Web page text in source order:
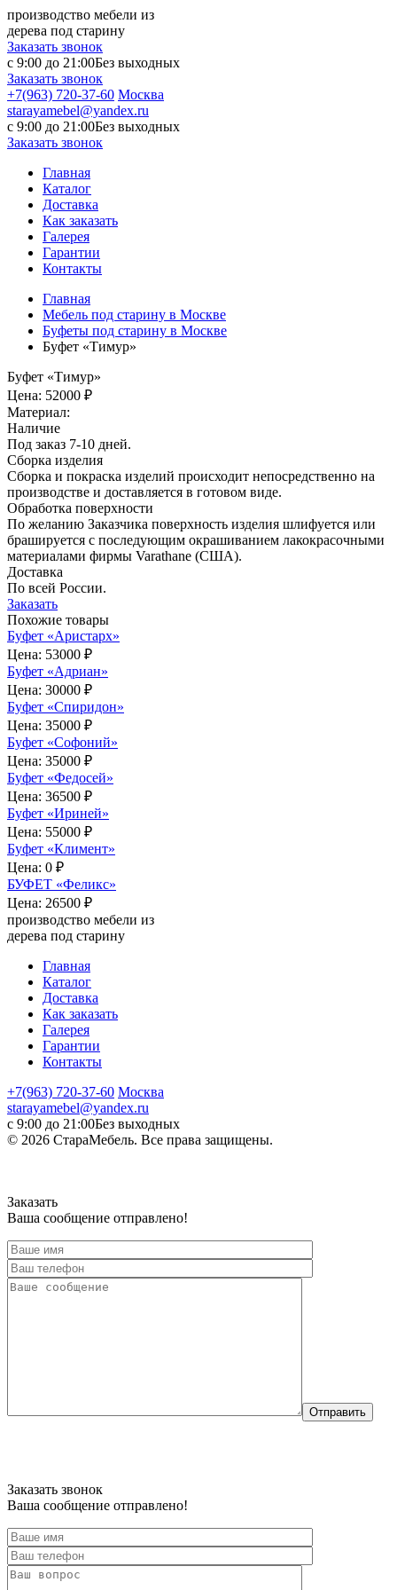
производство мебели из
дерева под старину
Заказать звонок
с 9:00 до 21:00Без выходных
Заказать звонок
+7(963) 720-37-60 Москва
starayamebel@yandex.ru
с 9:00 до 21:00Без выходных
Заказать звонок
Главная
Каталог
Доставка
Как заказать
Галерея
Гарантии
Контакты
Главная
Мебель под старину в Москве
Буфеты под старину в Москве
Буфет «Тимур»
Буфет «Тимур»
Цена: 52000 ₽
Материал:
Наличие
Под заказ 7-10 дней.
Сборка изделия
Сборка и покраска изделий происходит непосредственно на
производстве и доставляется в готовом виде.
Обработка поверхности
По желанию Заказчика поверхность изделия шлифуется или
брашируется с последующим окрашиванием лакокрасочными
материалами фирмы Varathane (США).
Доставка
По всей России.
Заказать
Похожие товары
Буфет «Аристарх»
Цена: 53000 ₽
Буфет «Адриан»
Цена: 30000 ₽
Буфет «Спиридон»
Цена: 35000 ₽
Буфет «Софоний»
Цена: 35000 ₽
Буфет «Федосей»
Цена: 36500 ₽
Буфет «Ириней»
Цена: 55000 ₽
Буфет «Климент»
Цена: 0 ₽
БУФЕТ «Феликс»
Цена: 26500 ₽
производство мебели из
дерева под старину
Главная
Каталог
Доставка
Как заказать
Галерея
Гарантии
Контакты
+7(963) 720-37-60 Москва
starayamebel@yandex.ru
с 9:00 до 21:00Без выходных
© 2026 СтараМебель. Все права защищены.
Заказать
Ваша сообщение отправлено!
Отправить
Заказать звонок
Ваша сообщение отправлено!